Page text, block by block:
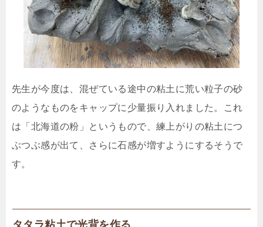
先生が今度は、混ぜている途中の粘土に荒い粒子の砂
のようなものをキャップに少量振り入れました。これ
は「北海道の粉」というもので、練上がりの粘土につ
ぶつぶ感が出て、さらに石感が増すようにするそうで
す。
タタラ粘土で光背を作る